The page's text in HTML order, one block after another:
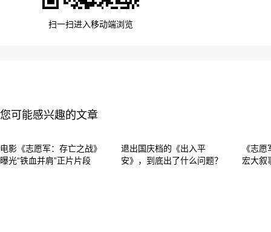
扫一扫进入移动端浏览
您可能感兴趣的文章
电影《志愿军：存亡之战》
曝光“铁血并肩”正片片段
退出国庆档的《出入平
安》，到底出了什么问题？
《志
宏大叙